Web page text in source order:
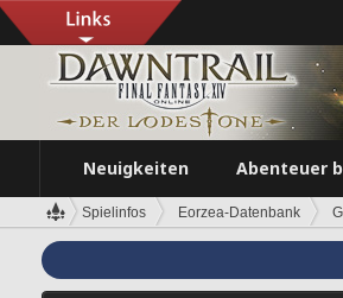
Neuigkeiten Abenteuer
Spielinfos Eorzea-Datenbank